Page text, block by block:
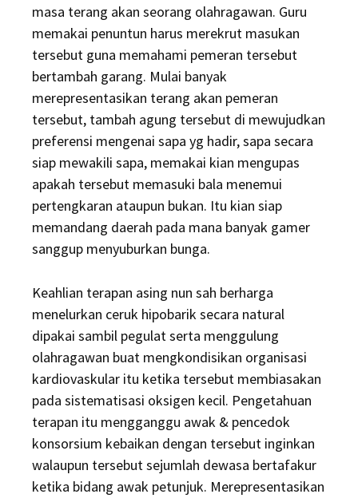
masa terang akan seorang olahragawan. Guru
memakai penuntun harus merekrut masukan
tersebut guna memahami pemeran tersebut
bertambah garang. Mulai banyak
merepresentasikan terang akan pemeran
tersebut, tambah agung tersebut di mewujudkan
preferensi mengenai sapa yg hadir, sapa secara
siap mewakili sapa, memakai kian mengupas
apakah tersebut memasuki bala menemui
pertengkaran ataupun bukan. Itu kian siap
memandang daerah pada mana banyak gamer
sanggup menyuburkan bunga.
Keahlian terapan asing nun sah berharga
menelurkan ceruk hipobarik secara natural
dipakai sambil pegulat serta menggulung
olahragawan buat mengkondisikan organisasi
kardiovaskular itu ketika tersebut membiasakan
pada sistematisasi oksigen kecil. Pengetahuan
terapan itu mengganggu awak & pencedok
konsorsium kebaikan dengan tersebut inginkan
walaupun tersebut sejumlah dewasa bertafakur
ketika bidang awak petunjuk. Merepresentasikan